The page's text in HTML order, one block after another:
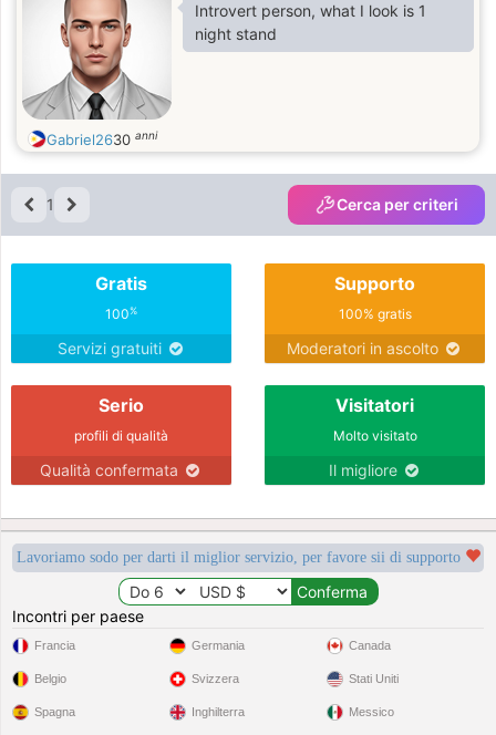
Introvert person, what I look is 1
night stand
Gabriel2630 anni
1 Cerca per criteri
Gratis
100%
Servizi gratuiti
Supporto
100% gratis
Moderatori in ascolto
Serio
profili di qualità
Qualità confermata
Visitatori
Molto visitato
Il migliore
Lavoriamo sodo per darti il miglior servizio, per favore sii di supporto
Incontri per paese
Francia
Belgio
Spagna
Germania
Svizzera
Inghilterra
Canada
Stati Uniti
Messico